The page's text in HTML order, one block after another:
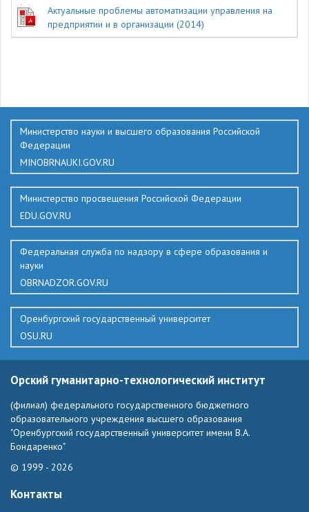
Актуальные проблемы автоматизации управления на
предприятии и в организации (2014)
Министерство науки и высшего образования Российской
Федерации
MINOBRNAUKI.GOV.RU
Министерство просвещения Российской Федерации
EDU.GOV.RU
Федеральная служба по надзору в сфере образования и
науки
OBRNADZOR.GOV.RU
Оренбургский государственный университет
OSU.RU
Орский гуманитарно-технологический институт
(филиал) федерального государственного бюджетного
образовательного учреждения высшего образования
"Оренбургский государственный университет имени В.А.
Бондаренко"
© 1999 - 2026
Контакты